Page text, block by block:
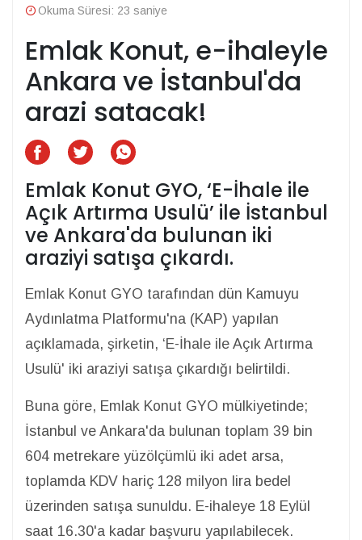
Okuma Süresi: 23 saniye
Emlak Konut, e-ihaleyle
Ankara ve İstanbul'da
arazi satacak!
Emlak Konut GYO, ‘E-İhale ile
Açık Artırma Usulü’ ile İstanbul
ve Ankara'da bulunan iki
araziyi satışa çıkardı.
Emlak Konut GYO tarafından dün Kamuyu
Aydınlatma Platformu'na (KAP) yapılan
açıklamada, şirketin, ‘E-İhale ile Açık Artırma
Usulü' iki araziyi satışa çıkardığı belirtildi.
Buna göre, Emlak Konut GYO mülkiyetinde;
İstanbul ve Ankara'da bulunan toplam 39 bin
604 metrekare yüzölçümlü iki adet arsa,
toplamda KDV hariç 128 milyon lira bedel
üzerinden satışa sunuldu. E-ihaleye 18 Eylül
saat 16.30'a kadar başvuru yapılabilecek.